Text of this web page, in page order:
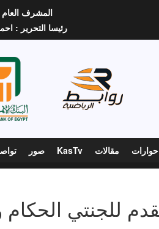
المشرف
رئيسا التحرير :
حوارات مقالات KasTv صور
للجنتي